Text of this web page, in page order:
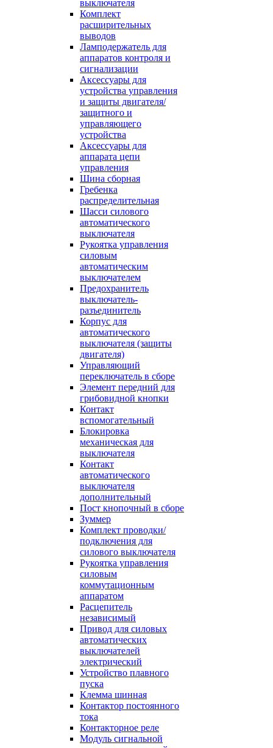
выключателя
Комплект
расширительных
выводов
Ламподержатель для
аппаратов контроля и
сигнализации
Аксессуары для
устройства управления
и защиты двигателя/
защитного и
управляющего
устройства
Аксессуары для
аппарата цепи
управления
Шина сборная
Гребенка
распределительная
Шасси силового
автоматического
выключателя
Рукоятка управления
силовым
автоматическим
выключателем
Предохранитель
выключатель-
разъединитель
Корпус для
автоматического
выключателя (защиты
двигателя)
Управляющий
переключатель в сборе
Элемент передний для
грибовидной кнопки
Контакт
вспомогательный
Блокировка
механическая для
выключателя
Контакт
автоматического
выключателя
дополнительный
Пост кнопочный в сборе
Зуммер
Комплект проводки/
подключения для
силового выключателя
Рукоятка управления
силовым
коммутационным
аппаратом
Расцепитель
независимый
Привод для силовых
автоматических
выключателей
электрический
Устройство плавного
пуска
Клемма шинная
Контактор постоянного
тока
Контакторное реле
Модуль сигнальной